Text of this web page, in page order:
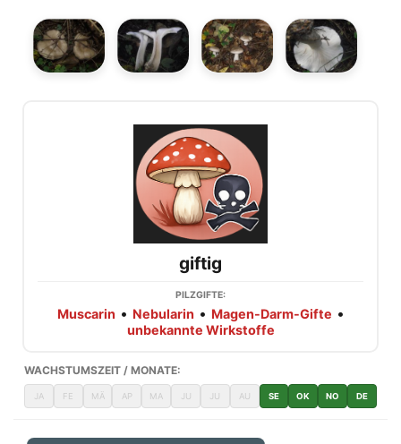
giftig
PILZGIFTE:
Muscarin • Nebularin • Magen-Darm-Gifte •
unbekannte Wirkstoffe
WACHSTUMSZEIT / MONATE:
JA FE MÄ AP MA JU JU AU SE OK NO DE